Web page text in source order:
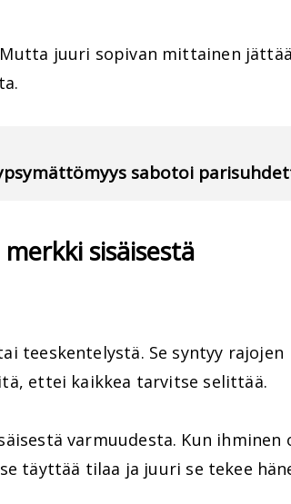
juuri sopivan mittainen jättää
sabotoi
sisäisestä
teeskentelystä. Se syntyy rajojen
ettei kaikkea tarvitse selittää.
varmuudesta. Kun ihminen
täyttää tilaa ja juuri se tekee